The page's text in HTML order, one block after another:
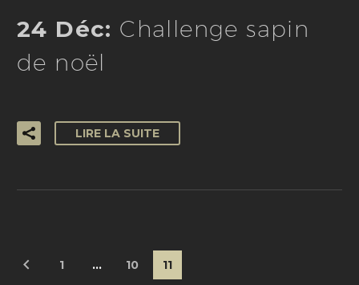
24 Déc: Challenge sapin
de noël
LIRE LA SUITE
1 … 10 11